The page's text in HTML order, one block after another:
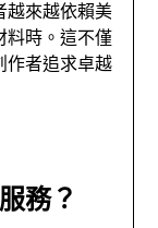
越來越依賴美
料時。這不僅
作者追求卓越
務？